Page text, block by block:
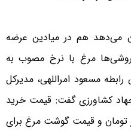
می‌دهد هم در میادین عرضه
مرغ با نرخ مصوب به
مسعود امراللهی، مدیرکل
کشاورزی گفت: قیمت خرید
درب مرغداری به ۵۲ هزار تومان و قیمت گوشت مرغ برای